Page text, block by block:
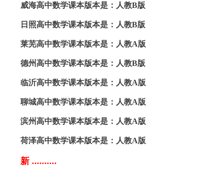
威海高中数学课本版本是：人教B版
日照高中数学课本版本是：人教B版
莱芜高中数学课本版本是：人教A版
德州高中数学课本版本是：人教B版
临沂高中数学课本版本是：人教A版
聊城高中数学课本版本是：人教A版
滨州高中数学课本版本是：人教A版
荷泽高中数学课本版本是：人教A版
新 ..........